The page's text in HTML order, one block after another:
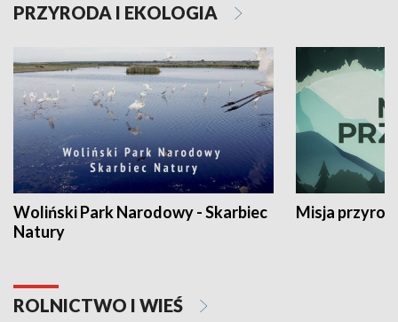
PRZYRODA I EKOLOGIA
Woliński Park Narodowy - Skarbiec
Natury
Misja
ROLNICTWO I WIEŚ